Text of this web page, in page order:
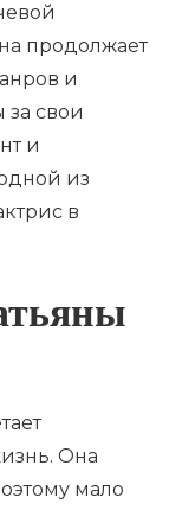
продолжает
и
за свои
и
из
в
Она
мало